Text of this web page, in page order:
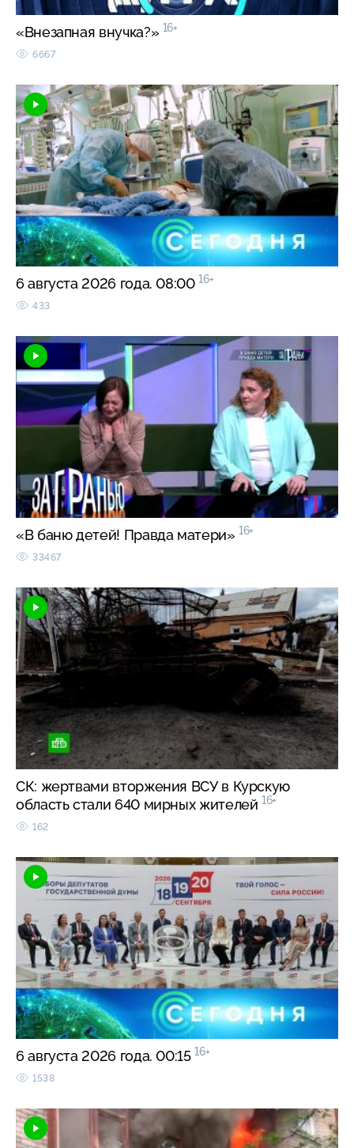
«Внезапная внучка?» 16+
6667
6 августа 2026 года. 08:00 16+
433
«В баню детей! Правда матери» 16+
33467
СК: жертвами вторжения ВСУ в Курскую
область стали 640 мирных жителей 16+
162
6 августа 2026 года. 00:15 16+
1538